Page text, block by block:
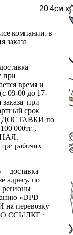
20.4см х
компании, в
заказа
при
время и
08-00 до 17-
при
срок
ДОСТАВКИ по
000тг ,
рабочих
– доставка
адресу, по
регионы
«DPD
перевозку
ССЫЛКЕ :